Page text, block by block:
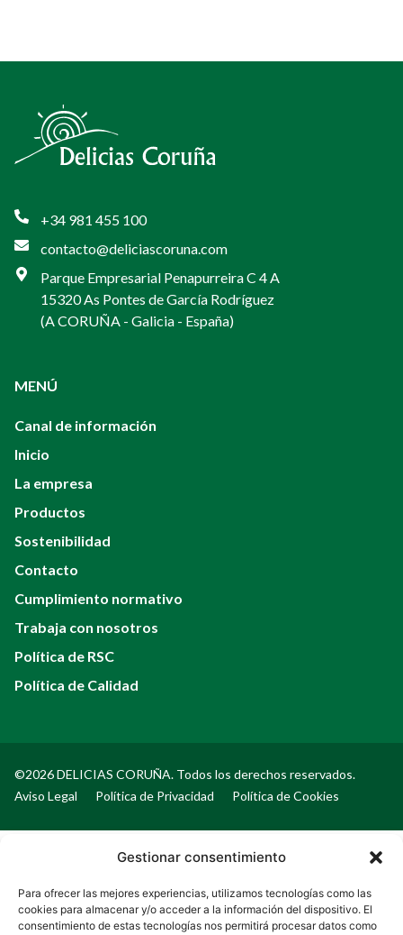
Gestionar consentimiento
Para ofrecer las mejores experiencias, utilizamos tecnologías como las
cookies para almacenar y/o acceder a la información del dispositivo. El
consentimiento de estas tecnologías nos permitirá procesar datos como
+34 981 455 100
contacto@deliciascoruna.com
Parque Empresarial Penapurreira C 4 A
15320 As Pontes de García Rodríguez
(A CORUÑA - Galicia - España)
MENÚ
Canal de información
Inicio
La empresa
Productos
Sostenibilidad
Contacto
Cumplimiento normativo
Trabaja con nosotros
Política de RSC
Política de Calidad
©2026 DELICIAS CORUÑA. Todos los derechos reservados.
Aviso Legal
Política de Privacidad Política de Cookies